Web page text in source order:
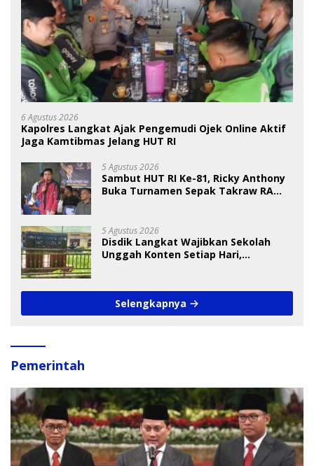
6 Agustus 2026
Kapolres Langkat Ajak Pengemudi Ojek Online Aktif
Jaga Kamtibmas Jelang HUT RI
5 Agustus 2026
Sambut HUT RI Ke-81, Ricky Anthony
Buka Turnamen Sepak Takraw RA
5 Agustus 2026
Disdik Langkat Wajibkan Sekolah
Unggah Konten Setiap Hari,
Selengkapnya
Pemerintah